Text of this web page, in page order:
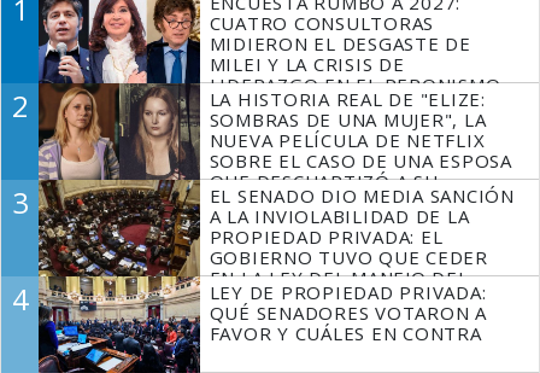
1
CUATRO CONSULTORAS
MIDIERON EL DESGASTE DE
MILEI Y LA CRISIS DE
LIDERAZGO EN EL PERONISMO
2
LA HISTORIA REAL DE "ELIZE:
SOMBRAS DE UNA MUJER", LA
NUEVA PELÍCULA DE NETFLIX
SOBRE EL CASO DE UNA ESPOSA
QUE DESCUARTIZÓ A SU
MARIDO
3
EL SENADO DIO MEDIA SANCIÓN
A LA INVIOLABILIDAD DE LA
PROPIEDAD PRIVADA: EL
GOBIERNO TUVO QUE CEDER
EN LA LEY DEL MANEJO DEL
FUEGO
4
LEY DE PROPIEDAD PRIVADA:
QUÉ SENADORES VOTARON A
FAVOR Y CUÁLES EN CONTRA